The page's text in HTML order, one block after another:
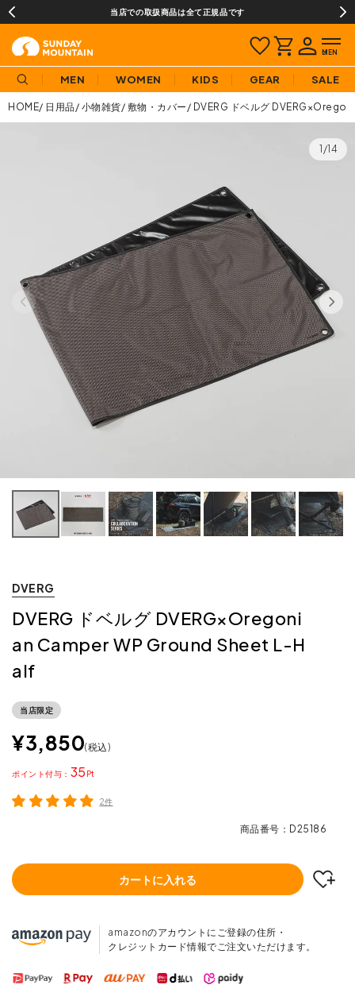
当店での取扱商品は全て正規品です
MEN WOMEN KIDS GEAR SALE
HOME 日用品 小物雑貨 敷物・カバー DVERG ドベルグ
1/14
DVERG
DVERG ドベルグ DVERG×Oregoni
an Camper WP Ground Sheet L-H
alf
当店限定
¥3,850 税込
35
ポイント
2件
商品番号 D25186
カートに入れる
amazonのアカウントにご登録の住所・
クレジットカード情報でご注文いただけます。